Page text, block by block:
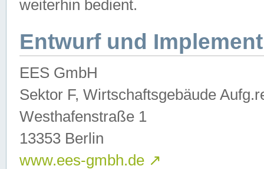
weiterhin bedient.
Entwurf und
EES GmbH
Sektor F, Wirtschaftsgebäude
Westhafenstraße 1
13353 Berlin
www.ees-gmbh.de ↗